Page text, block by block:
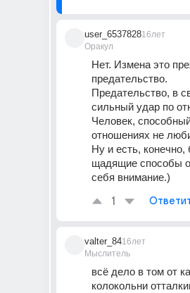
user_6537828
Оракул
16лет
Нет. Измена это
предательство.
Предательство, в
сильный удар по
Человек,
отношениях не
Ну и есть, конечно,
щадящие способы
себя внимание.)
1
valter_84
Мыслитель
16лет
всё дело в том от
колокольни